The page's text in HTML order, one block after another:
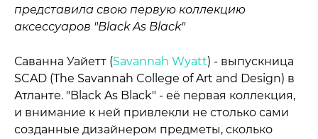
представила свою первую коллекцию
аксессуаров "Black As Black"
Саванна Уайетт (Savannah Wyatt) - выпускница
SCAD (The Savannah College of Art and Design) в
Атланте. "Black As Black" - её первая коллекция,
и внимание к ней привлекли не столько сами
созданные дизайнером предметы, сколько